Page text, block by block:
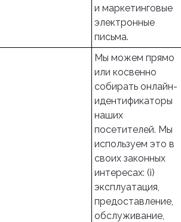
и маркетинговые
электронные
письма.
Мы можем прямо
или косвенно
собирать онлайн-
идентификаторы
наших
посетителей. Мы
используем это в
своих законных
интересах: (i)
эксплуатация,
предоставление,
обслуживание,